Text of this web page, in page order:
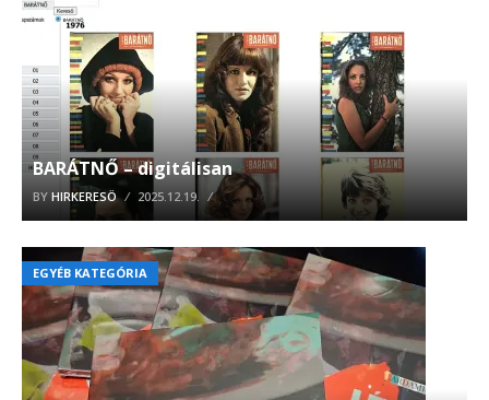
BARÁTNŐ – digitálisan
BY HIRKERESÖ 2025.12.19.
EGYÉB KATEGÓRIA